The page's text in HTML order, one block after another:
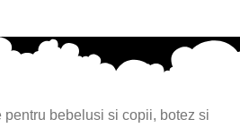
bebelusi si copii, botez si